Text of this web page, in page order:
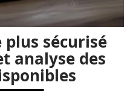
sécurisé
analyse des